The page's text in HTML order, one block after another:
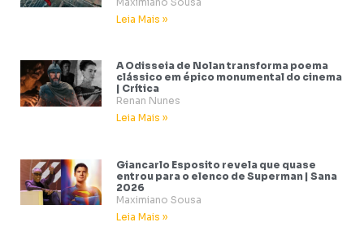
Leia Mais »
A Odisseia de Nolan transforma poema
clássico em épico monumental do cinema
| Crítica
Renan Nunes
Leia Mais »
Giancarlo Esposito revela que quase
entrou para o elenco de Superman | Sana
2026
Maximiano Sousa
Leia Mais »